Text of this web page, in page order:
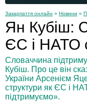
Закарпаття онлайн » Новини »
Ян Кубіш:
ЄС і НАТО
Словаччина
Кубіш. Про це він
України Арсенiєм
структури як ЄС i
підтримуємо».